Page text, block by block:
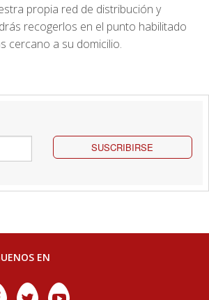
propia red de distribución y
recogerlos en el punto habilitado
cercano a su domicilio.
SUSCRIBIRSE
EN